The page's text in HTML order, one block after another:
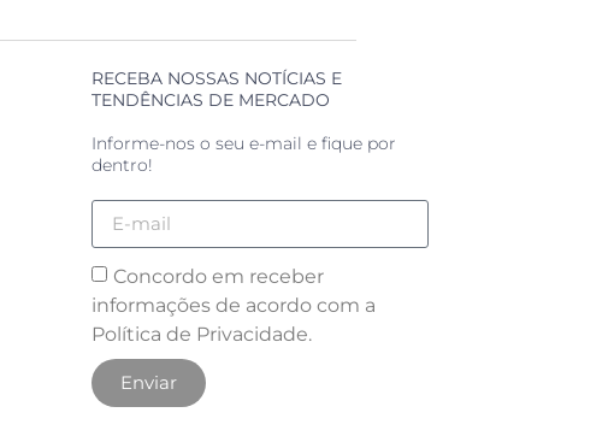
RECEBA NOSSAS NOTÍCIAS E
TENDÊNCIAS DE MERCADO
Informe-nos o seu e-mail e fique por
dentro!
Concordo em receber
informações de acordo com a
Política de Privacidade.
Enviar